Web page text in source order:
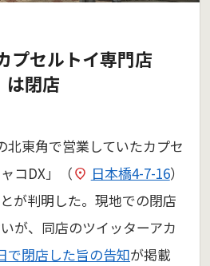
プセルトイ専門店
は閉店
北東角で営業していたカプセ
コDX」（
日本橋4-7-16）
が判明した。現地での閉店
が、同店のツイッターアカ
で閉店した旨の告知が掲載